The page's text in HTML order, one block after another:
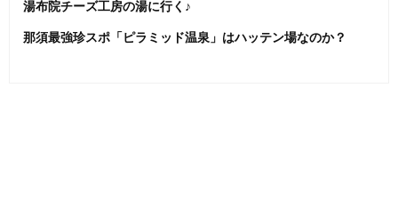
湯布院チーズ工房の湯に行く♪
那須最強珍スポ「ピラミッド温泉」はハッテン場なのか？